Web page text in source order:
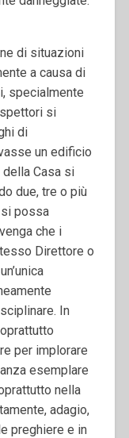
di situazioni
a causa di
specialmente
si
di
un edificio
Casa si
due, tre o più
possa
che i
Direttore o
In
per implorare
esemplare
nella
adagio,
preghiere e in